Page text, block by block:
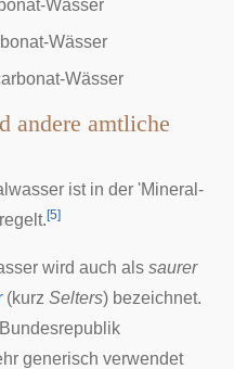
Wässer
Wässer
Wässer
andere amtliche
ist in der 'Mineral-
[5]
wird auch als saurer
(kurz Selters) bezeichnet.
generisch verwendet